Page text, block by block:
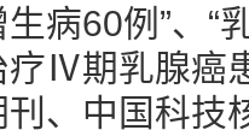
病60例”、“
Ⅳ期乳腺癌
、中国科技